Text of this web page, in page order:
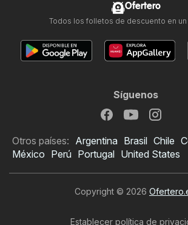
Ofertero
Todos los folletos de descuento en un
Síguenos
Otros países: Argentina Brasil Chile
México Perú Portugal United States
Copyright © 2026
Establecer política de